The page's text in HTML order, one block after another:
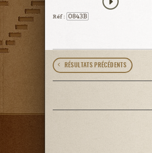
Réf : 0843B
RÉSULTATS PRÉCÉDENTS